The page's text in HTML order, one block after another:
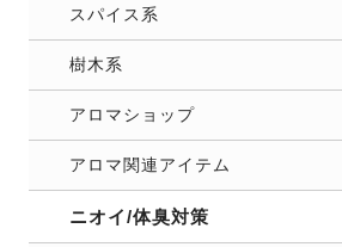
スパイス系
樹木系
アロマショップ
アロマ関連アイテム
ニオイ/体臭対策